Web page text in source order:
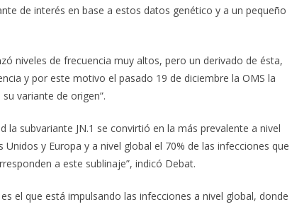
de interés en base a estos datos genético y a un pequeño
niveles de frecuencia muy altos, pero un derivado de ésta,
y por este motivo el pasado 19 de diciembre la OMS la
variante de origen”.
la subvariante JN.1 se convirtió en la más prevalente a nivel
y Europa y a nivel global el 70% de las infecciones que
a este sublinaje”, indicó Debat.
el que está impulsando las infecciones a nivel global, donde